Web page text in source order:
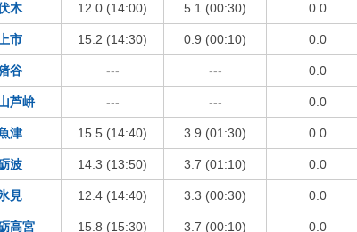
木 12.0 (14:00) 5.1 (00:30) 0.0
上市 15.2 (14:30) 0.9 (00:10) 0.0
谷 --- --- 0.0
芦峅 --- --- 0.0
津 15.5 (14:40) 3.9 (01:30) 0.0
波 14.3 (13:50) 3.7 (01:10) 0.0
見 12.4 (14:40) 3.3 (00:30) 0.0
高宮 15.8 (15:30) 3.7 (00:10) 0.0